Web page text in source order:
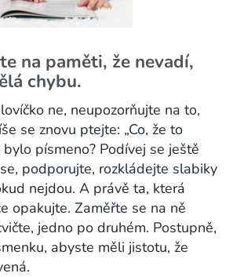
na paměti, že nevadí,
chybu.
ne, neupozorňujte na to,
se znovu ptejte: „Co, že to
bylo písmeno? Podívej se ještě
podporujte, rozkládejte slabiky
nejdou. A právě ta, která
opakujte. Zaměřte se na ně
jedno po druhém. Postupně,
abyste měli jistotu, že